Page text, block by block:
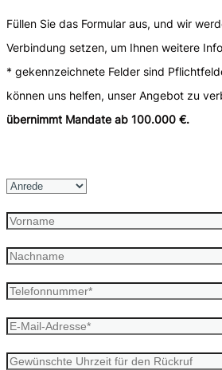
Füllen Sie das Formular aus, und wir
Verbindung setzen, um Ihnen weitere
* gekennzeichnete Felder sind
können uns helfen, unser Angebot zu
übernimmt Mandate ab 100.000 €.